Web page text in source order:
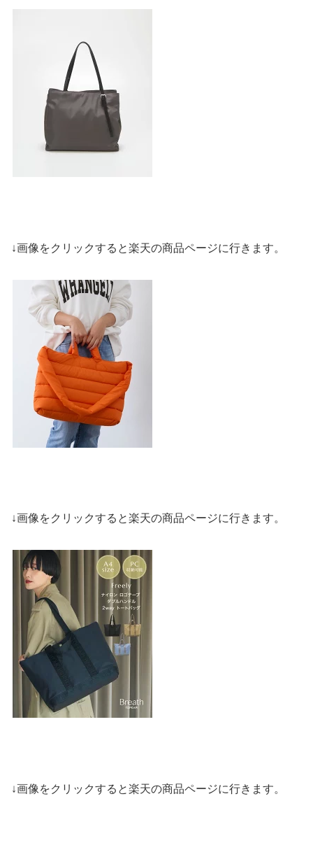
↓画像をクリックすると楽天の商品ページに行きます。
↓画像をクリックすると楽天の商品ページに行きます。
↓画像をクリックすると楽天の商品ページに行きます。